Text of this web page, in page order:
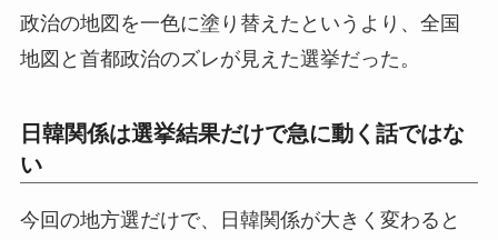
政治の地図を一色に塗り替えたというより、全国
地図と首都政治のズレが見えた選挙だった。
日韓関係は選挙結果だけで急に動く話ではな
い
今回の地方選だけで、日韓関係が大きく変わると